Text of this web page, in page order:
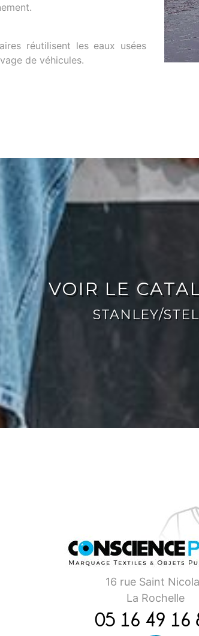
réutilisent les eaux usées
de véhicules.
VOIR LE
STANLEY/
16 rue Saint
La Rochelle
05 16 49 16